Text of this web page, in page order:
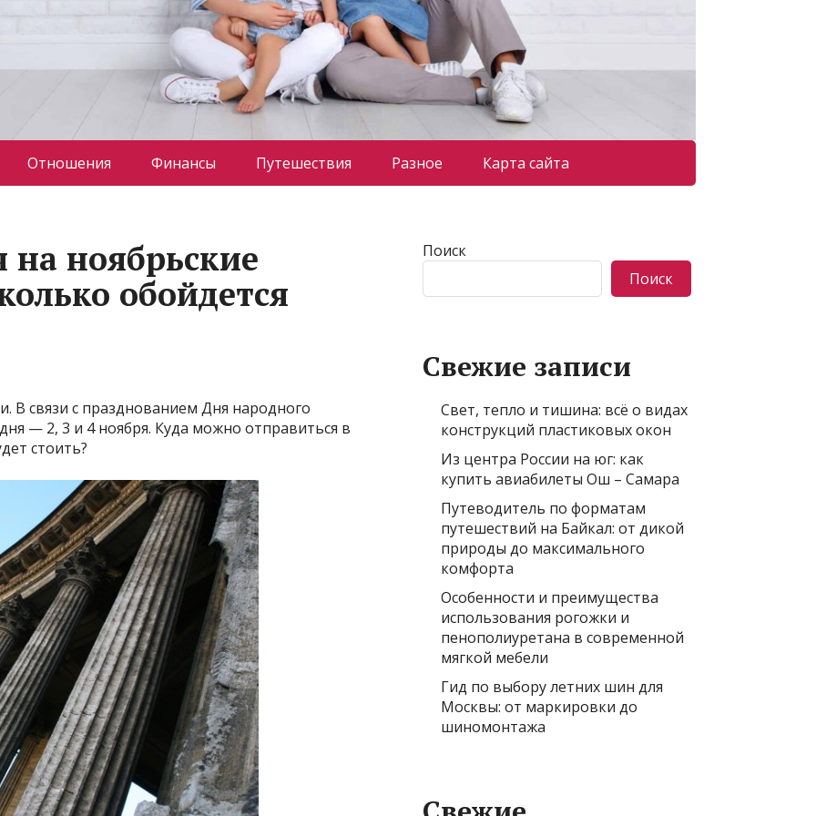
Отношения Финансы Путешествия Разное Карта сайта
на ноябрьские
обойдется
В связи с празднованием Дня народного
— 2, 3 и 4 ноября. Куда можно отправиться в
стоить?
Поиск
Поиск
Свежие записи
Свет, тепло и тишина: всё о видах
конструкций пластиковых окон
Из центра России на юг: как
купить авиабилеты Ош – Самара
Путеводитель по форматам
путешествий на Байкал: от дикой
природы до максимального
комфорта
Особенности и преимущества
использования рогожки и
пенополиуретана в современной
мягкой мебели
Гид по выбору летних шин для
Москвы: от маркировки до
шиномонтажа